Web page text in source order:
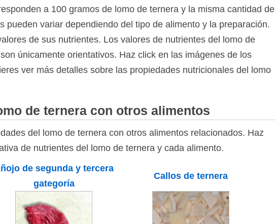
a 100 gramos de lomo de ternera y la misma cantidad de
pueden variar dependiendo del tipo de alimento y la preparación.
de sus nutrientes. Los valores de nutrientes del lomo de
únicamente orientativos. Haz click en las imágenes de los
ver más detalles sobre las propiedades nutricionales del lomo
de ternera con otros alimentos
del lomo de ternera con otros alimentos relacionados. Haz
de nutrientes del lomo de ternera y cada alimento.
de segunda y tercera
gategoría
Callos de ternera